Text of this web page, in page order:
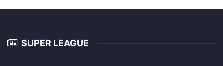
SUPER LEAGUE